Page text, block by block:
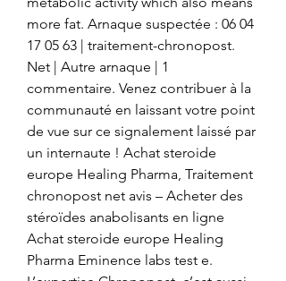
more fat. Arnaque suspectée : 06 04
17 05 63 | traitement-chronopost.
Net | Autre arnaque | 1
commentaire. Venez contribuer à la
communauté en laissant votre point
de vue sur ce signalement laissé par
un internaute ! Achat steroide
europe Healing Pharma, Traitement
chronopost net avis – Acheter des
stéroïdes anabolisants en ligne
Achat steroide europe Healing
Pharma Eminence labs test e.